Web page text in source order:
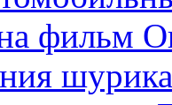
фильм
шурика